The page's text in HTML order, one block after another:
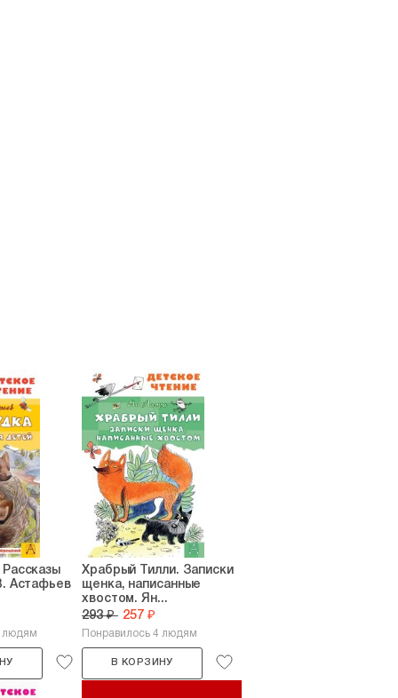
Астафьев
людям
Храбрый Тилли. Записки
щенка, написанные
хвостом. Ян...
293 ₽ 257 ₽
Понравилось 4 людям
В КОРЗИНУ